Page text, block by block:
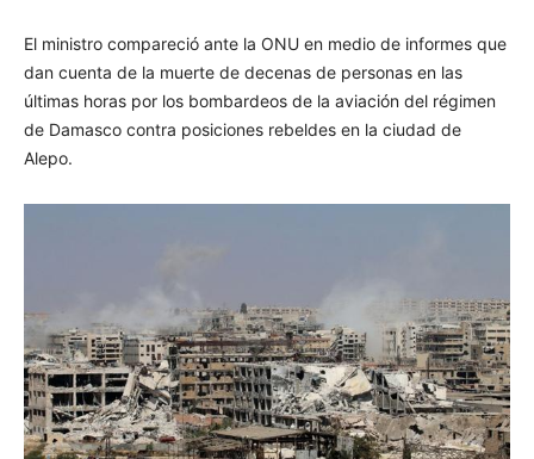
El ministro compareció ante la ONU en medio de informes que
dan cuenta de la muerte de decenas de personas en las
últimas horas por los bombardeos de la aviación del régimen
de Damasco contra posiciones rebeldes en la ciudad de
Alepo.